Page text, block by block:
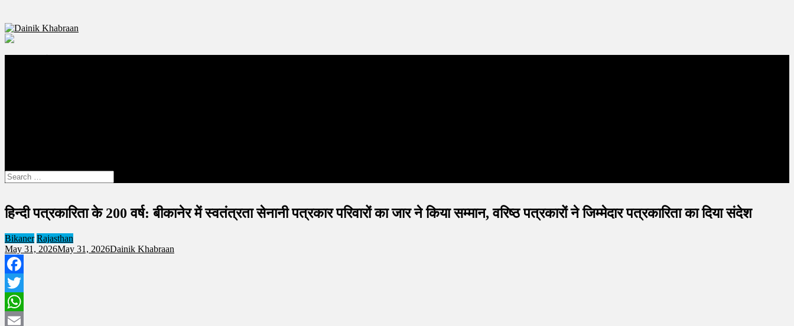
Dainik Khabraan
Bikaner Local News Portal
Search
for:
हिन्दी पत्रकारिता के 200 वर्ष: बीकानेर में स्वतंत्रता सेनानी पत्रकार परिवारों का जार ने किया सम्मान, वरिष्ठ पत्रकारों ने जिम्मेदार पत्रकारिता का दिया संदेश
Bikaner Rajasthan
May 31, 2026May 31, 2026Dainik Khabraan
Facebook
Twitter
WhatsApp